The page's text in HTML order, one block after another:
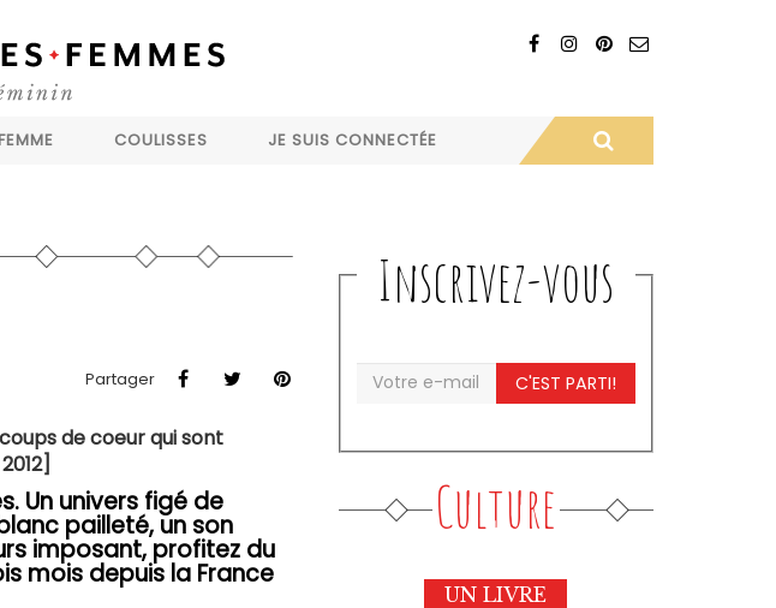
COULISSES JE SUIS CONNECTÉE
Partager
de coeur qui sont
Un univers figé de
pailleté, un son
imposant, profitez du
mois depuis la France
Inscrivez-vous
C'EST PARTI!
Culture
UN LIVRE